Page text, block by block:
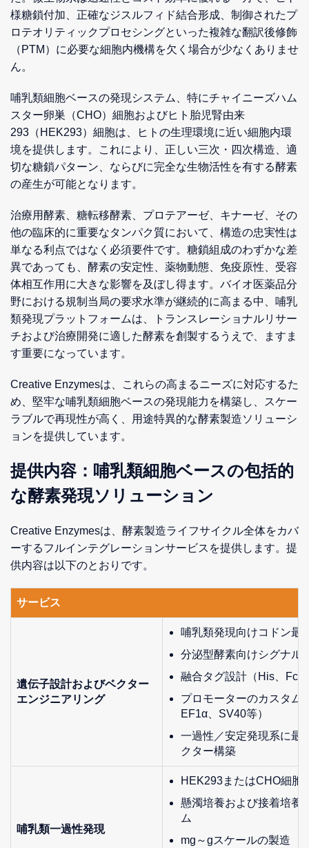
様糖鎖付加、正確なジスルフィド結合形成、制御されたプ
ロテオリティックプロセシングといった複雑な翻訳後修飾
（PTM）に必要な細胞内機構を欠く場合が少なくありませ
ん。
哺乳類細胞ベースの発現システム、特にチャイニーズハム
スター卵巣（CHO）細胞およびヒト胎児腎由来
293（HEK293）細胞は、ヒトの生理環境に近い細胞内環
境を提供します。これにより、正しい三次・四次構造、適
切な糖鎖パターン、ならびに完全な生物活性を有する酵素
の産生が可能となります。
治療用酵素、糖転移酵素、プロテアーゼ、キナーゼ、その
他の臨床的に重要なタンパク質において、構造の忠実性は
単なる利点ではなく必須要件です。糖鎖組成のわずかな差
異であっても、酵素の安定性、薬物動態、免疫原性、受容
体相互作用に大きな影響を及ぼし得ます。バイオ医薬品分
野における規制当局の要求水準が継続的に高まる中、哺乳
類発現プラットフォームは、トランスレーショナルリサー
チおよび治療開発に適した酵素を創製するうえで、ますま
す重要になっています。
Creative Enzymesは、これらの高まるニーズに対応するた
め、堅牢な哺乳類細胞ベースの発現能力を構築し、スケー
ラブルで再現性が高く、用途特異的な酵素製造ソリューシ
ョンを提供しています。
提供内容：哺乳類細胞ベースの包括的
な酵素発現ソリューション
Creative Enzymesは、酵素製造ライフサイクル全体をカバ
ーするフルインテグレーションサービスを提供します。提
供内容は以下のとおりです。
サービス
遺伝子設計およびベクター
エンジニアリング
哺乳類発現向けコドン最
分泌型酵素向けシグナル
融合タグ設計（His、Fc
プロモーターのカスタム
EF1α、SV40等）
一過性／安定発現系に最
クター構築
哺乳類一過性発現
HEK293またはCHO細胞
懸濁培養および接着培養
ム
mg～gスケールの製造